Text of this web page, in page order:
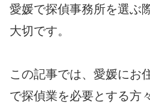
愛媛で探偵事務所を選ぶ
大切です。
この記事では、愛媛にお
で探偵業を必要とする方